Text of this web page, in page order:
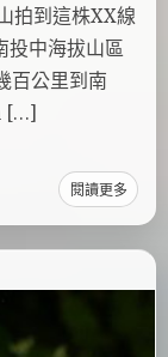
拍到這株XX線
投中海拔山區
百公里到南
[…]
閱讀更多